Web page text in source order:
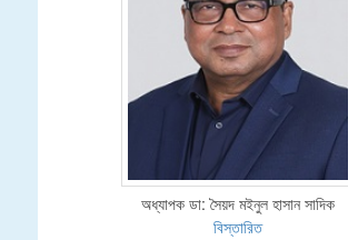
অধ্যাপক ডা: সৈয়দ মইনুল হাসান সাদিক
বিস্তারিত